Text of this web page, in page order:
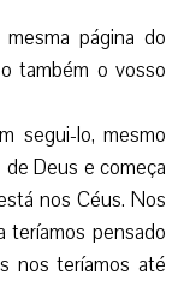
página do
também o vosso
segui-lo, mesmo
Deus e começa
nos Céus. Nos
teríamos pensado
nos teríamos até